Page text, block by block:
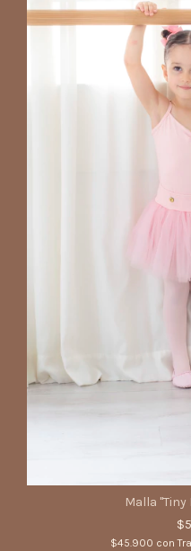
Malla
$45.900 con